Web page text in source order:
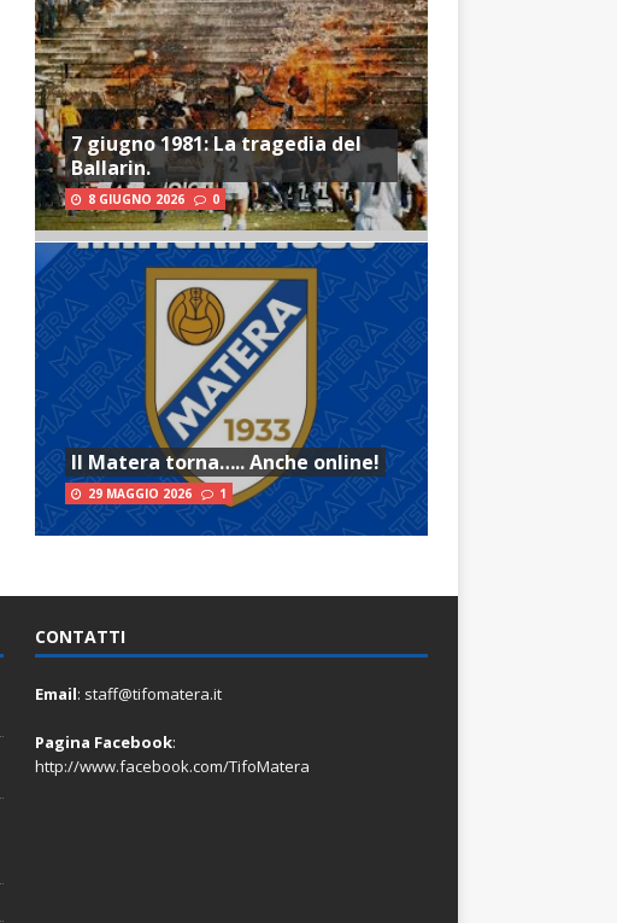
7 giugno 1981: La tragedia del
Ballarin.
8 GIUGNO 2026 0
Il Matera torna….. Anche online!
29 MAGGIO 2026 1
CONTATTI
Email: staff@tifomatera.it
Pagina Facebook:
http://www.facebook.com/TifoMatera